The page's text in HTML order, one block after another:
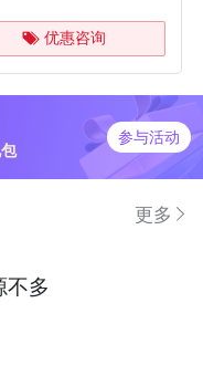
优惠咨询
参与活动
更多
不多